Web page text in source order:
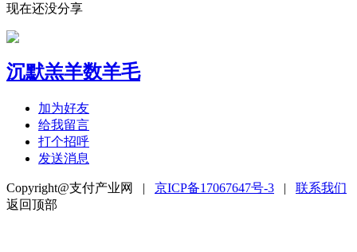
现在还没分享
沉默羔羊数羊毛
加为好友
给我留言
打个招呼
发送消息
Copyright@支付产业网 | 京ICP备17067647号-3 | 联系我们
返回顶部